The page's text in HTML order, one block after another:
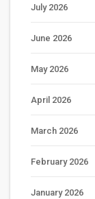
July 2026
June 2026
May 2026
April 2026
March 2026
February 2026
January 2026